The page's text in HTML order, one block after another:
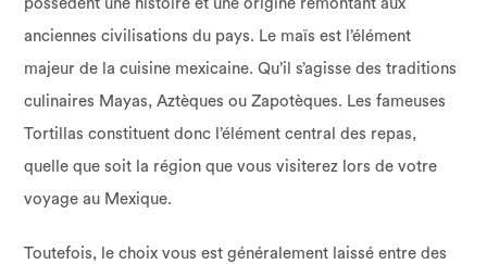
possèdent une histoire et une origine remontant aux
anciennes civilisations du pays. Le maïs est l’élément
majeur de la cuisine mexicaine. Qu’il s’agisse des traditions
culinaires Mayas, Aztèques ou Zapotèques. Les fameuses
Tortillas constituent donc l’élément central des repas,
quelle que soit la région que vous visiterez lors de votre
voyage au Mexique.
Toutefois, le choix vous est généralement laissé entre des